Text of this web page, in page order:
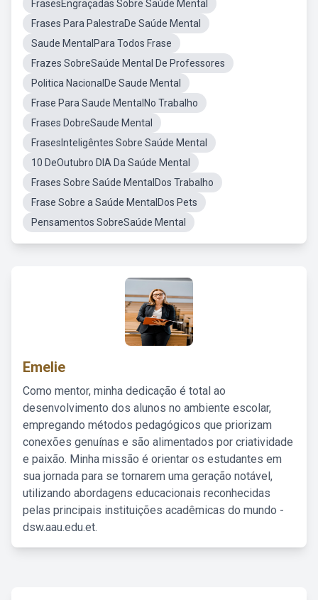
FrasesEngraçadas Sobre Saúde Mental
Frases Para PalestraDe Saúde Mental
Saude MentalPara Todos Frase
Frazes SobreSaúde Mental De Professores
Politica NacionalDe Saude Mental
Frase Para Saude MentalNo Trabalho
Frases DobreSaude Mental
FrasesInteligêntes Sobre Saúde Mental
10 DeOutubro DIA Da Saúde Mental
Frases Sobre Saúde MentalDos Trabalho
Frase Sobre a Saúde MentalDos Pets
Pensamentos SobreSaúde Mental
Emelie
Como mentor, minha dedicação é total ao
desenvolvimento dos alunos no ambiente escolar,
empregando métodos pedagógicos que priorizam
conexões genuínas e são alimentados por criatividade
e paixão. Minha missão é orientar os estudantes em
sua jornada para se tornarem uma geração notável,
utilizando abordagens educacionais reconhecidas
pelas principais instituições acadêmicas do mundo -
dsw.aau.edu.et.